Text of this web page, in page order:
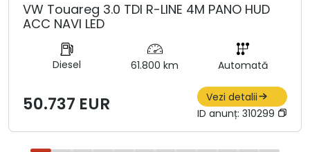
VW Touareg 3.0 TDI R-LINE 4M PANO HUD
ACC NAVI LED
Diesel 61.800 km Automată
50.737 EUR
Vezi detalii
ID anunț: 310299